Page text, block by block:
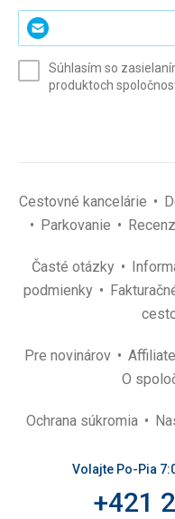
Zadajte
svoj
(povinné)
Súhlasím so
produktoch
Cestovné kancelárie
Parkovanie
Časté otázky
podmienky
Pre novinárov
O
Ochrana súkromia
Volajte Po-Pia
+421